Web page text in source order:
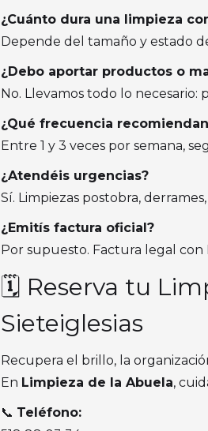
¿Cuánto dura una limpieza
Depende del tamaño y estado
¿Debo aportar productos o
No. Llevamos todo lo necesario:
¿Qué frecuencia
Entre 1 y 3 veces por semana,
¿Atendéis urgencias?
Sí. Limpiezas postobra,
¿Emitís factura oficial?
Por supuesto. Factura legal con
🗓️ Reserva tu
Sieteiglesias
Recupera el brillo, la
En Limpieza de la Abuela,
📞 Teléfono: